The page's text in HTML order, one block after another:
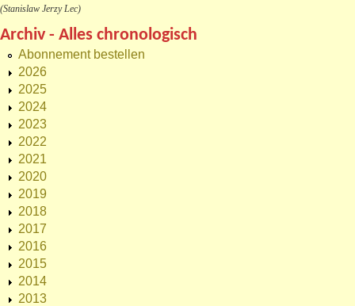
(Stanislaw Jerzy Lec)
Archiv - Alles chronologisch
Abonnement bestellen
2026
2025
2024
2023
2022
2021
2020
2019
2018
2017
2016
2015
2014
2013